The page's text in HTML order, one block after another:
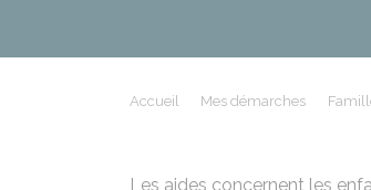
Accueil Mes démarches
Les aides concernent les